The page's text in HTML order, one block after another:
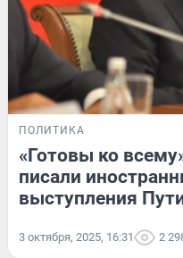
ПОЛИТИКА
«Готовы ко
писали
выступления
3 октября, 2025, 16:31 2